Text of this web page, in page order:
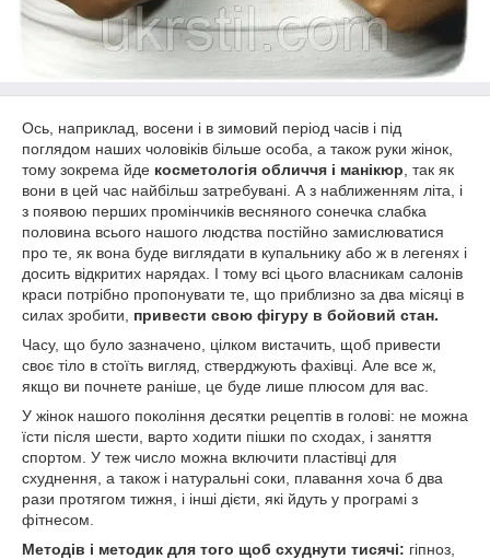
Ось, наприклад, восени і в зимовий період часів і під
поглядом наших чоловіків більше особа, а також руки жінок,
тому зокрема йде косметологія обличчя і манікюр , так як
вони в цей час найбільш затребувані. А з наближенням літа, і
з появою перших промінчиків весняного сонечка слабка
половина всього нашого людства постійно замислюватися
про те, як вона буде виглядати в купальнику або ж в легенях і
досить відкритих нарядах. І тому всі цього власникам салонів
краси потрібно пропонувати те, що приблизно за два місяці в
силах зробити, привести свою фігуру в бойовий стан.
Часу, що було зазначено, цілком вистачить, щоб привести
своє тіло в стоїть вигляд, стверджують фахівці. Але все ж,
якщо ви почнете раніше, це буде лише плюсом для вас.
У жінок нашого покоління десятки рецептів в голові: не можна
їсти після шести, варто ходити пішки по сходах, і заняття
спортом. У теж число можна включити пластівці для
схуднення, а також і натуральні соки, плавання хоча б два
рази протягом тижня, і інші дієти, які йдуть у програмі з
фітнесом.
Методів і методик для того щоб схуднути тисячі: гіпноз,